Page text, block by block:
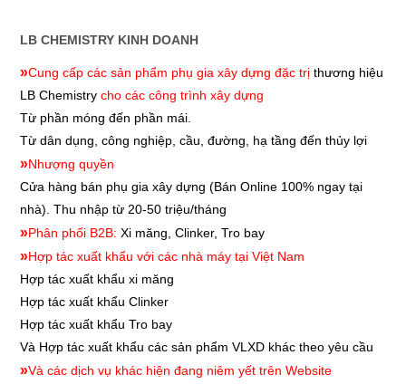
LB CHEMISTRY KINH DOANH
»Cung cấp các sản phẩm phụ gia xây dựng đặc trị thương hiệu
LB Chemistrycho các công trình xây dựng
Từ phần móng đến phần mái.
Từ dân dụng, công nghiệp, cầu, đường, hạ tầng đến thủy lợi
»Nhượng quyền
Cửa hàng bán phụ gia xây dựng (Bán Online 100% ngay tại
nhà). Thu nhập từ 20-50 triệu/tháng
»Phân phối B2B: Xi măng, Clinker, Tro bay
»Hợp tác xuất khẩu với các nhà máy tại Việt Nam
Hợp tác xuất khẩu xi măng
Hợp tác xuất khẩu Clinker
Hợp tác xuất khẩu Tro bay
Và Hợp tác xuất khẩu các sản phẩm VLXD khác theo yêu cầu
»Và các dịch vụ khác hiện đang niêm yết trên Website